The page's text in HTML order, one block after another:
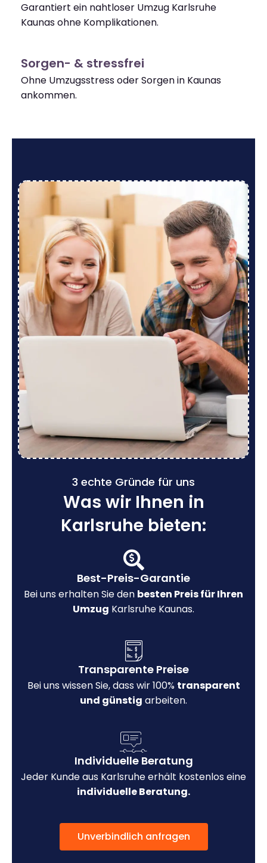
Garantiert ein nahtloser Umzug Karlsruhe
Kaunas ohne Komplikationen.
Sorgen- & stressfrei
Ohne Umzugsstress oder Sorgen in Kaunas
ankommen.
3 echte Gründe für uns
Was wir Ihnen in
Karlsruhe bieten:
Best-Preis-Garantie
Bei uns erhalten Sie den besten Preis für Ihren
Umzug Karlsruhe Kaunas.
Transparente Preise
Bei uns wissen Sie, dass wir 100% transparent
und günstig arbeiten.
Individuelle Beratung
Jeder Kunde aus Karlsruhe erhält kostenlos eine
individuelle Beratung.
Unverbindlich anfragen